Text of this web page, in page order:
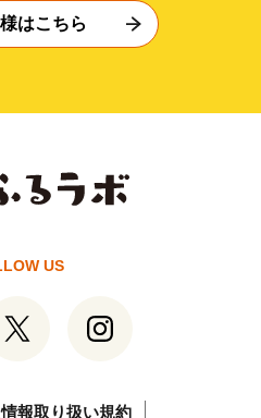
はこちら
US
報取り扱い規約